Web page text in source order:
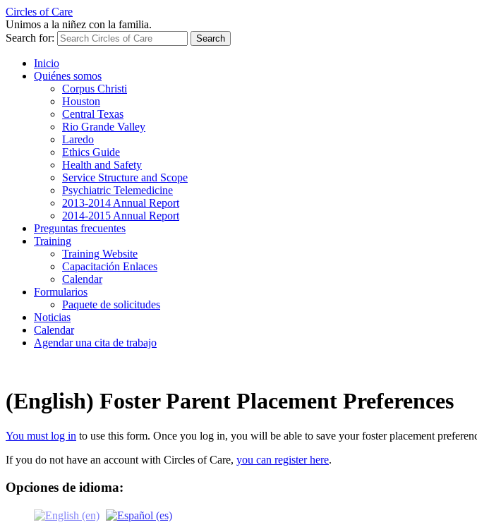
Circles of Care
Unimos a la niñez con la familia.
Search for:
Inicio
Quiénes somos
Corpus Christi
Houston
Central Texas
Rio Grande Valley
Laredo
Ethics Guide
Health and Safety
Service Structure and Scope
Psychiatric Telemedicine
2013-2014 Annual Report
2014-2015 Annual Report
Preguntas frecuentes
Training
Training Website
Capacitación Enlaces
Calendar
Formularios
Paquete de solicitudes
Noticias
Calendar
Agendar una cita de trabajo
(English) Foster Parent Placement Preferences
You must log in to use this form. Once you log in, you will be able to save your foster placement
If you do not have an account with Circles of Care, you can register here.
Opciones de idioma: